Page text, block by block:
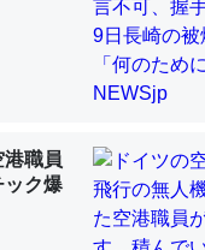
と貝類は苦労してるん
港職員
ク爆